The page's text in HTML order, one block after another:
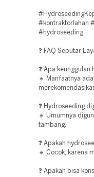
#kontraktorlahan
#hydroseeding
❓ FAQ Seputar
❓ Apa
🔹 Manfaatnya
❓ Hydroseeding
🔹 Umumnya
tambang.
❓ Apakah
🔹 Cocok, karena
❓ Apakah bisa